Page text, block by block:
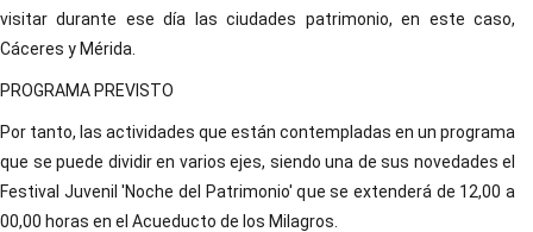
visitar durante ese día las ciudades patrimonio, en este caso,
Cáceres y Mérida.
PROGRAMA PREVISTO
Por tanto, las actividades que están contempladas en un programa
que se puede dividir en varios ejes, siendo una de sus novedades el
Festival Juvenil 'Noche del Patrimonio' que se extenderá de 12,00 a
00,00 horas en el Acueducto de los Milagros.